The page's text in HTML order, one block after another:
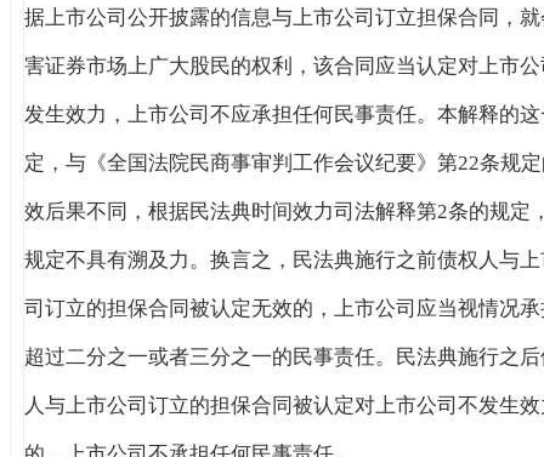
据上市公司公开披露的信息与上市公司订立担保合同，
害证券市场上广大股民的权利，该合同应当认定对上市
发生效力，上市公司不应承担任何民事责任。本解释的
定，与《全国法院民商事审判工作会议纪要》第22条规
效后果不同，根据民法典时间效力司法解释第2条的规定
规定不具有溯及力。换言之，民法典施行之前债权人与
司订立的担保合同被认定无效的，上市公司应当视情况
超过二分之一或者三分之一的民事责任。民法典施行之
人与上市公司订立的担保合同被认定对上市公司不发生